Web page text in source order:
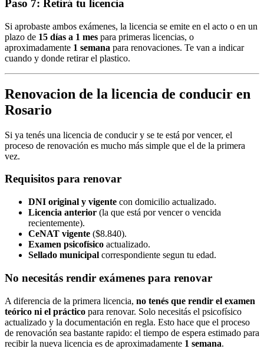
Paso 7: Retirá tu licencia
Si aprobaste ambos exámenes, la licencia se emite en el acto o en un
plazo de 15 días a 1 mes para primeras licencias, o
aproximadamente 1 semana para renovaciones. Te van a indicar
cuando y donde retirar el plastico.
Renovacion de la licencia de conducir en
Rosario
Si ya tenés una licencia de conducir y se te está por vencer, el
proceso de renovación es mucho más simple que el de la primera
vez.
Requisitos para renovar
DNI original y vigente con domicilio actualizado.
Licencia anterior (la que está por vencer o vencida
recientemente).
CeNAT vigente ($8.840).
Examen psicofísico actualizado.
Sellado municipal correspondiente segun tu edad.
No necesitás rendir exámenes para renovar
A diferencia de la primera licencia, no tenés que rendir el examen
teórico ni el práctico para renovar. Solo necesitás el psicofísico
actualizado y la documentación en regla. Esto hace que el proceso
de renovación sea bastante rapido: el tiempo de espera estimado para
recibir la nueva licencia es de aproximadamente 1 semana.